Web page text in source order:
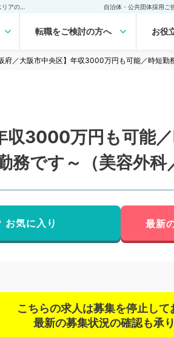
自治体・公共団体採用ご
転職をご検討の方へ お役
阪府／大阪市中央区】年収3000万円も可能／時短
収3000万円も可能
です～（美容外科
お気に入り 最新
こちらの求人は募集を停止して
最新の募集状況の確認も承り